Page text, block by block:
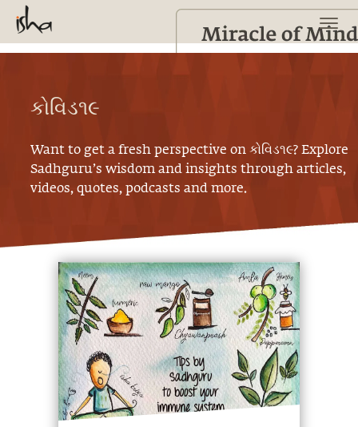
કોવિડ૧૯
Want to get a fresh perspective onકોવિડ૧૯? Explore
Sadhguru’s wisdom and insights through articles,
videos, quotes, podcasts and more.